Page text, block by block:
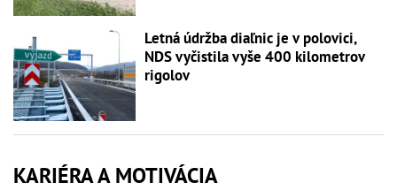
Letná údržba diaľnic je v polovici,
NDS vyčistila vyše 400 kilometrov
rigolov
KARIÉRA A MOTIVÁCIA